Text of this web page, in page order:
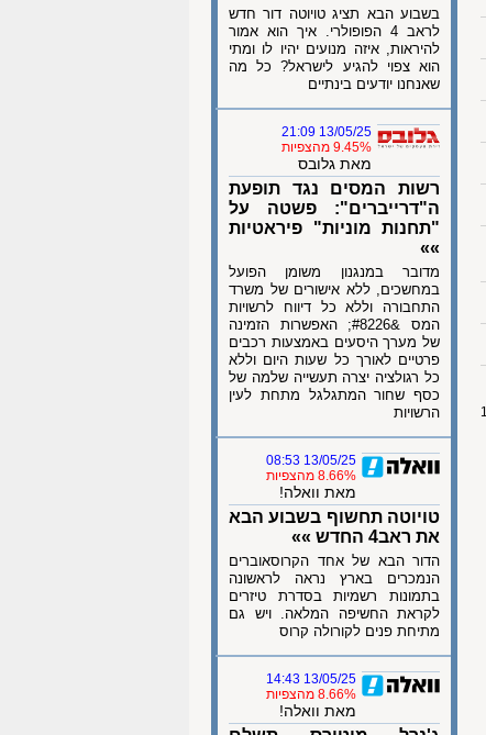
בשבוע הבא תציג טויוטה דור חדש
לראב 4 הפופולרי. איך הוא אמור
להיראות, איזה מנועים יהיו לו ומתי
הוא צפוי להגיע לישראל? כל מה
שאנחנו יודעים בינתיים
13/05/25 21:09
9.45% מהצפיות
מאת גלובס
רשות המסים נגד תופעת
ה"דרייברים": פשטה על
"תחנות מוניות" פיראטיות
»»
מדובר במנגנון משומן הפועל
במחשכים, ללא אישורים של משרד
התחבורה וללא כל דיווח לרשויות
המס &#8226; האפשרות הזמינה
של מערך היסעים באמצעות רכבים
פרטיים לאורך כל שעות היום וללא
כל רגולציה יצרה תעשייה שלמה של
כסף שחור המתגלגל מתחת לעין
הרשויות
13/05/25 08:53
8.66% מהצפיות
מאת וואלה!
טויוטה תחשוף בשבוע הבא
את ראב4 החדש »»
הדור הבא של אחד הקרוסאוברים
הנמכרים בארץ נראה לראשונה
בתמונות רשמיות בסדרת טיזרים
לקראת החשיפה המלאה. ויש גם
מתיחת פנים לקורולה קרוס
13/05/25 14:43
8.66% מהצפיות
מאת וואלה!